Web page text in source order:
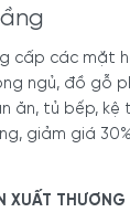
cấp các mặt
ngủ, đồ gỗ
ăn, tủ bếp, kệ
giảm giá
XUẤT